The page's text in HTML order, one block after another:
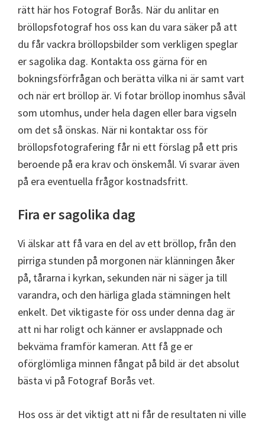
rätt här hos Fotograf Borås. När du anlitar en
bröllopsfotograf hos oss kan du vara säker på att
du får vackra bröllopsbilder som verkligen speglar
er sagolika dag. Kontakta oss gärna för en
bokningsförfrågan och berätta vilka ni är samt vart
och när ert bröllop är. Vi fotar bröllop inomhus såväl
som utomhus, under hela dagen eller bara vigseln
om det så önskas. När ni kontaktar oss för
bröllopsfotografering får ni ett förslag på ett pris
beroende på era krav och önskemål. Vi svarar även
på era eventuella frågor kostnadsfritt.
Fira er sagolika dag
Vi älskar att få vara en del av ett bröllop, från den
pirriga stunden på morgonen när klänningen åker
på, tårarna i kyrkan, sekunden när ni säger ja till
varandra, och den härliga glada stämningen helt
enkelt. Det viktigaste för oss under denna dag är
att ni har roligt och känner er avslappnade och
bekväma framför kameran. Att få ge er
oförglömliga minnen fångat på bild är det absolut
bästa vi på Fotograf Borås vet.
Hos oss är det viktigt att ni får de resultaten ni ville